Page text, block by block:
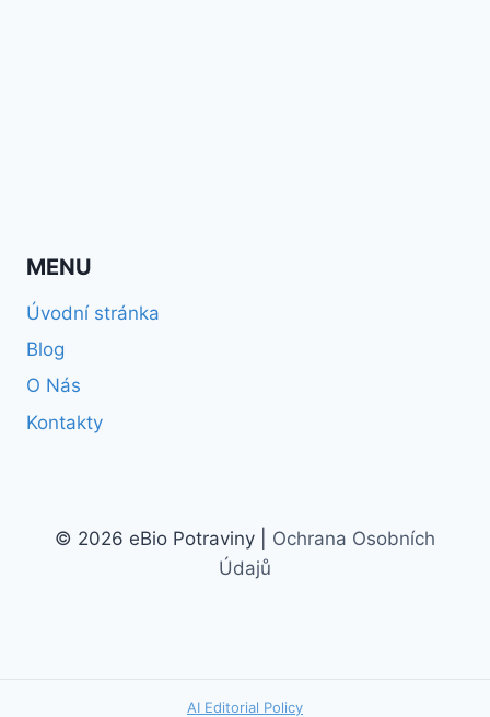
MENU
Úvodní stránka
Blog
O Nás
Kontakty
© 2026 eBio Potraviny | Ochrana Osobních
Údajů
AI Editorial Policy